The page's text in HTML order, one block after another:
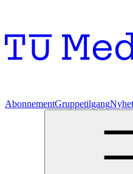
AbonnementGruppetilgang